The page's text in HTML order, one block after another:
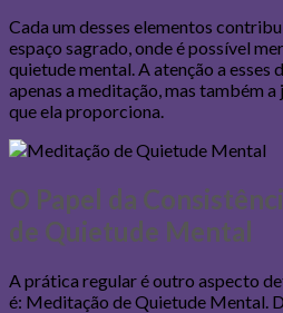
Cada um desses elementos
espaço sagrado, onde é possível
quietude mental. A atenção a esses
apenas a meditação, mas também
que ela proporciona.
O Papel da
de Quietude Mental
A prática regular é outro aspecto
é: Meditação de Quietude Mental.